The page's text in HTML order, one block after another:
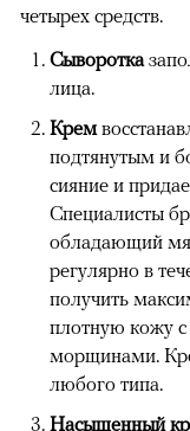
четырех средств.
Сыворотка
лица.
Крем
подтянутым и
сияние и
Специалисты
обладающий
регулярно в
получить
плотную кожу
морщинами.
любого типа.
Насыщенный